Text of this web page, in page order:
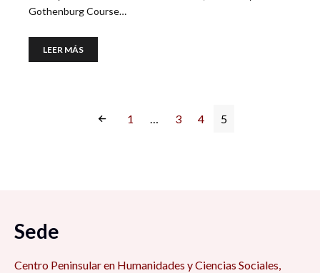
Gothenburg Course…
LEER MÁS
1 … 3 4 5
Sede
Centro Peninsular en Humanidades y Ciencias Sociales,